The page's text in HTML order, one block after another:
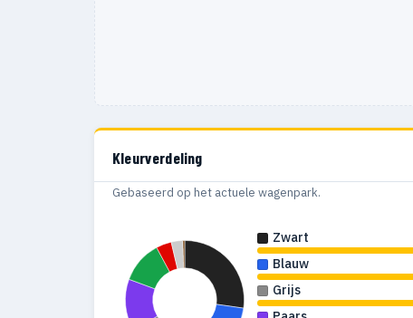
Kleurverdeling
Gebaseerd op het actuele wagenpark.
Zwart
Blauw
Grijs